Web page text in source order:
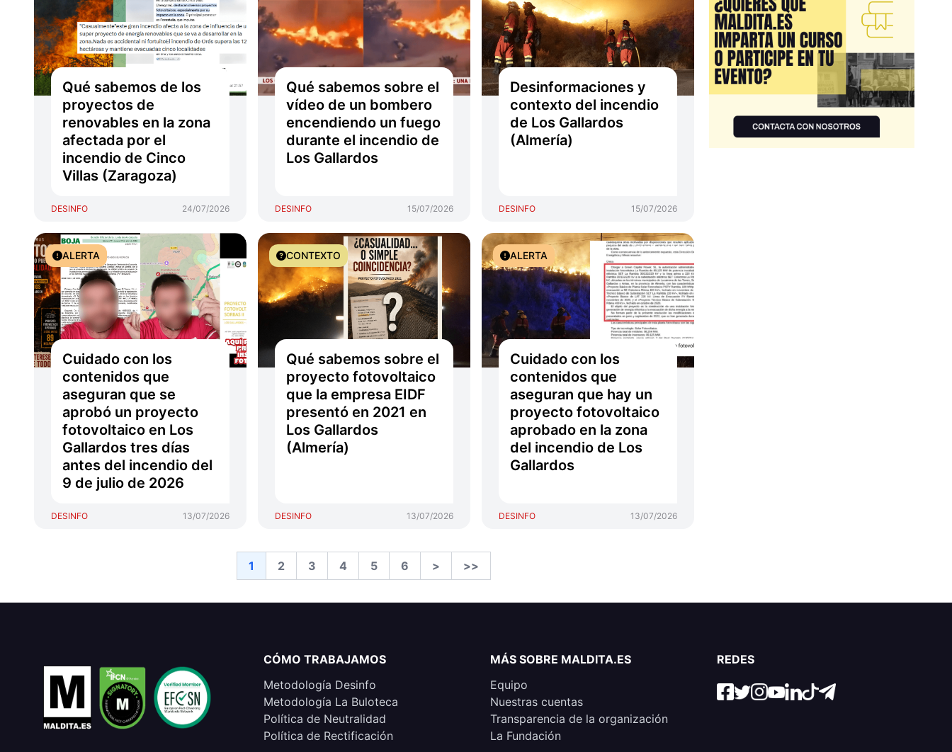
Qué sabemos de los
proyectos de
renovables en la zona
afectada por el
incendio de Cinco
Villas (Zaragoza)
DESINFO 24/07/2026
Qué sabemos sobre el
vídeo de un bombero
encendiendo un fuego
durante el incendio de
Los Gallardos
DESINFO 15/07/2026
Desinformaciones y
contexto del incendio
de Los Gallardos
(Almería)
DESINFO 15/07/2026
ALERTA
Cuidado con los
contenidos que
aseguran que se
aprobó un proyecto
fotovoltaico en Los
Gallardos tres días
antes del incendio del
9 de julio de 2026
DESINFO 13/07/2026
CONTEXTO
Qué sabemos sobre el
proyecto fotovoltaico
que la empresa EIDF
presentó en 2021 en
Los Gallardos
(Almería)
DESINFO 13/07/2026
ALERTA
Cuidado con los
contenidos que
aseguran que hay un
proyecto fotovoltaico
aprobado en la zona
del incendio de Los
Gallardos
DESINFO 13/07/2026
1 2 3 4 5 6 > >>
CÓMO TRABAJAMOS
Metodología Desinfo
Metodología La Buloteca
Política de Neutralidad
Política de Rectificación
MÁS SOBRE MALDITA.ES
Equipo
Nuestras cuentas
Transparencia de la organización
La Fundación
REDES